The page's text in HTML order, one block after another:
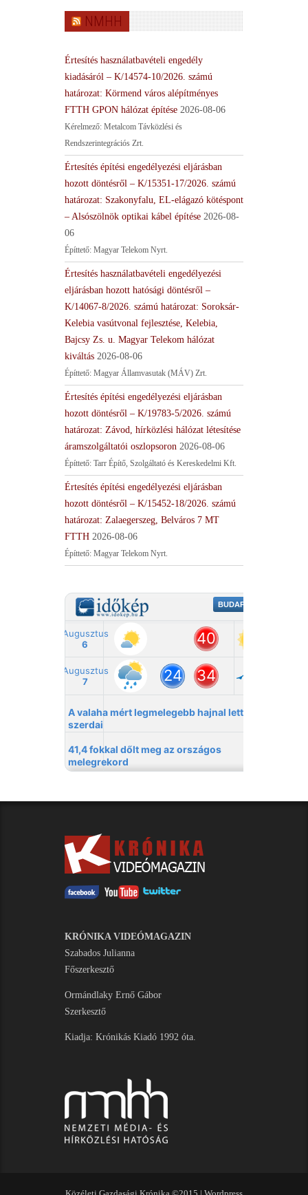
NMHH
Értesítés használatbavételi engedély
kiadásáról – K/14574-10/2026. számú
határozat: Körmend város alépítményes
FTTH GPON hálózat építése 2026-08-06
Kérelmező: Metalcom Távközlési és
Rendszerintegrációs Zrt.
Értesítés építési engedélyezési eljárásban
hozott döntésről – K/15351-17/2026. számú
határozat: Szakonyfalu, EL-elágazó kötéspont
– Alsószölnök optikai kábel építése 2026-08-
06
Építtető: Magyar Telekom Nyrt.
Értesítés használatbavételi engedélyezési
eljárásban hozott hatósági döntésről –
K/14067-8/2026. számú határozat: Soroksár-
Kelebia vasútvonal fejlesztése, Kelebia,
Bajcsy Zs. u. Magyar Telekom hálózat
kiváltás 2026-08-06
Építtető: Magyar Államvasutak (MÁV) Zrt.
Értesítés építési engedélyezési eljárásban
hozott döntésről – K/19783-5/2026. számú
határozat: Závod, hírközlési hálózat létesítése
áramszolgáltatói oszlopsoron 2026-08-06
Építtető: Tarr Építő, Szolgáltató és Kereskedelmi Kft.
Értesítés építési engedélyezési eljárásban
hozott döntésről – K/15452-18/2026. számú
határozat: Zalaegerszeg, Belváros 7 MT
FTTH 2026-08-06
Építtető: Magyar Telekom Nyrt.
KRÓNIKA VIDEÓMAGAZIN
Szabados Julianna
Főszerkesztő
Ormándlaky Ernő Gábor
Szerkesztő
Kiadja: Krónikás Kiadó 1992 óta.